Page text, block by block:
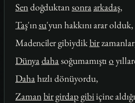
Sendoğduktansonraarkadaş,
Taş'ınsu'yun hakkını arar olduk,
Madenciler gibiydikbir
Dünyadahasoğumamıştıo
Dahahızlı dönüyordu,
Zamanbirgirdapgibiiçine